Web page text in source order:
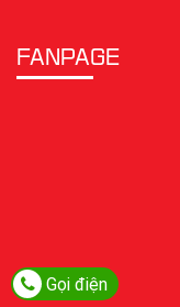
FANPAGE
Gọi điện